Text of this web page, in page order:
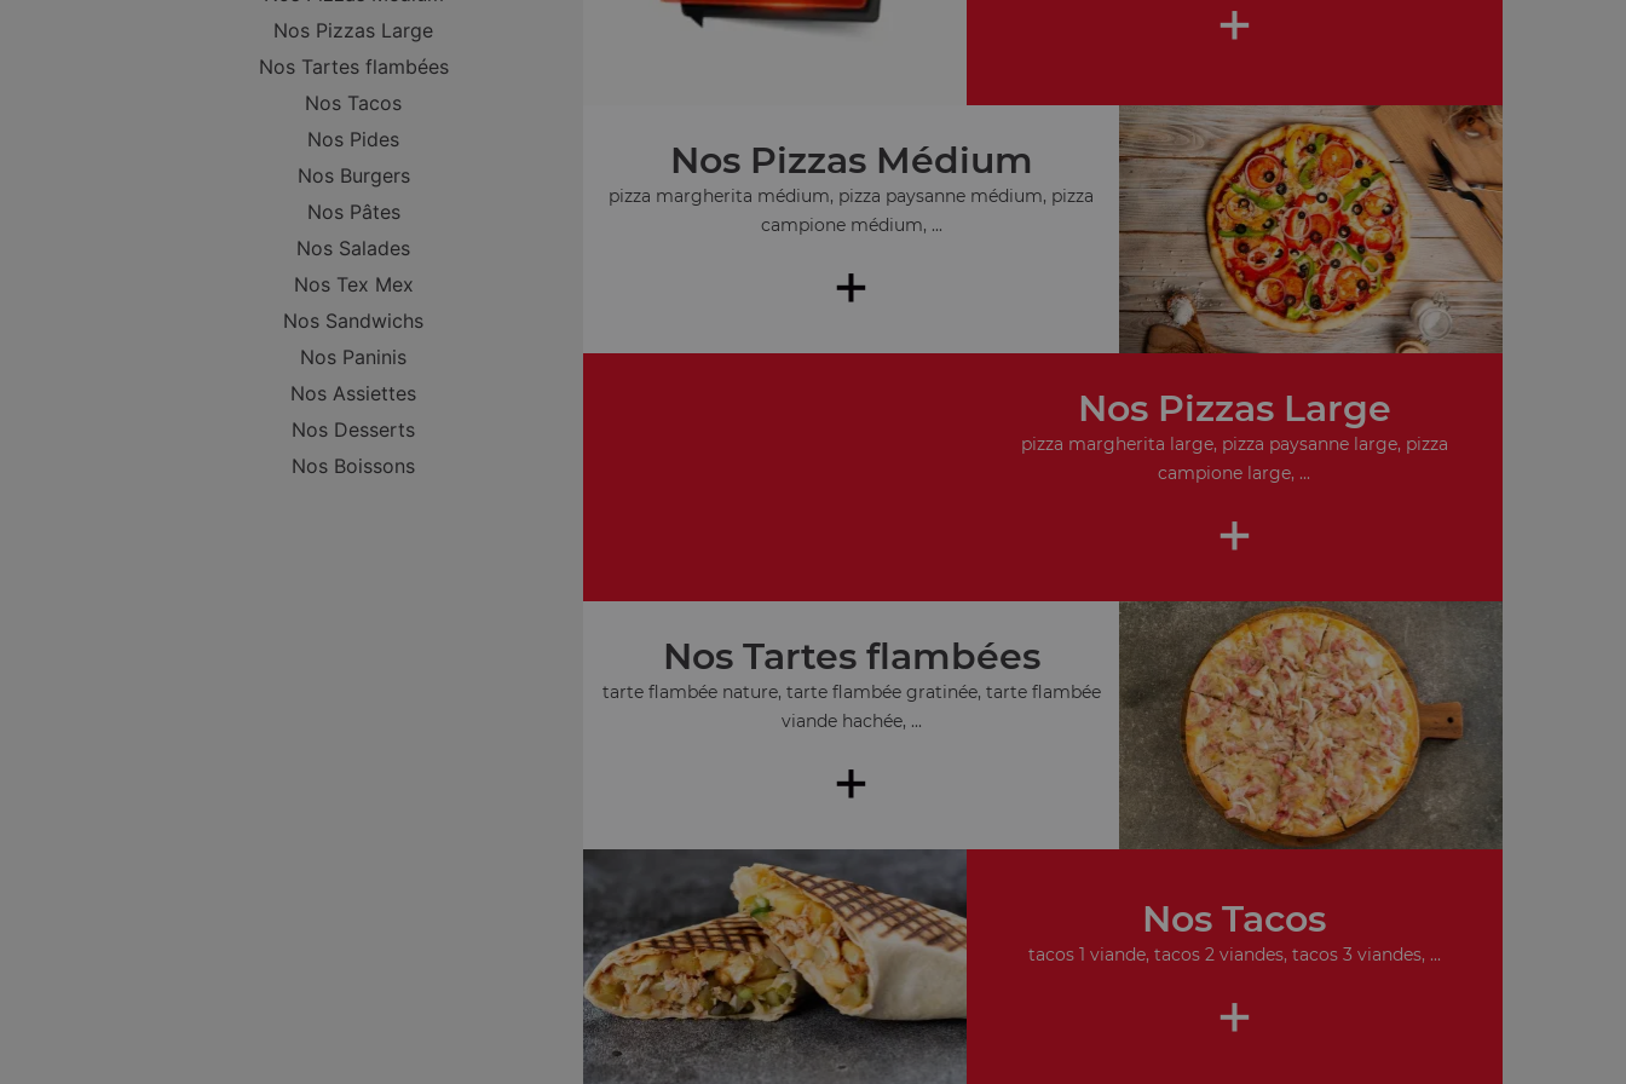
Nos Pizzas Large
Nos Tartes flambées
Nos Tacos
Nos Pides
Nos Burgers
Nos Pâtes
Nos Salades
Nos Tex Mex
Nos Sandwichs
Nos Paninis
Nos Assiettes
Nos Desserts
Nos Boissons
+
Nos Pizzas Médium
pizza margherita médium, pizza paysanne médium, pizza
campione médium, ...
+
Nos Pizzas Large
pizza margherita large, pizza paysanne large, pizza
campione large, ...
+
Nos Tartes flambées
tarte flambée nature, tarte flambée gratinée, tarte flambée
viande hachée, ...
+
Nos Tacos
tacos 1 viande, tacos 2 viandes, tacos 3 viandes, ...
+